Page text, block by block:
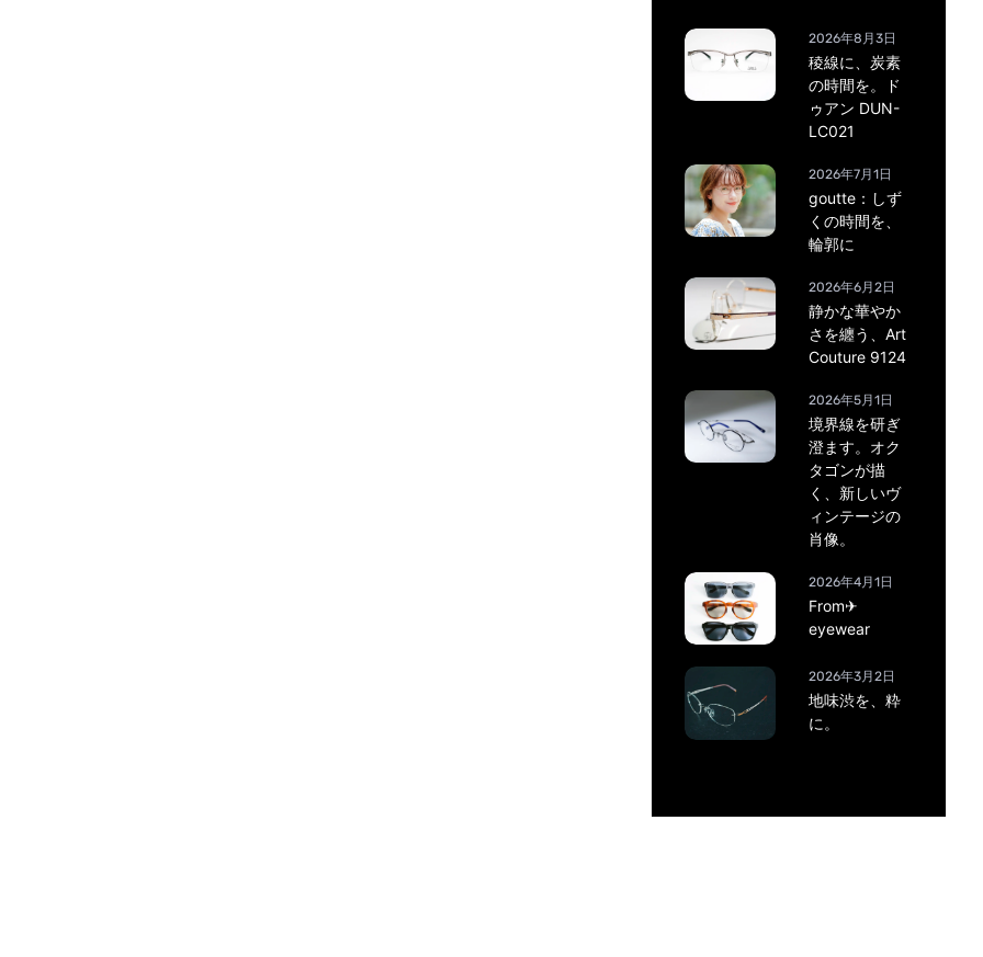
2026年8月3日
稜線に、炭素
の時間を。ド
ゥアン DUN-
LC021
2026年7月1日
goutte：しず
くの時間を、
輪郭に
2026年6月2日
静かな華やか
さを纏う、Art
Couture 9124
2026年5月1日
境界線を研ぎ
澄ます。オク
タゴンが描
く、新しいヴ
ィンテージの
肖像。
2026年4月1日
From✈
eyewear
2026年3月2日
地味渋を、粋
に。